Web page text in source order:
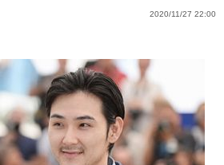
2020/11/27 22:00